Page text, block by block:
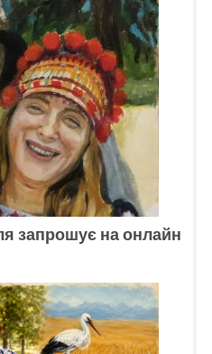
запрошує на онлайн